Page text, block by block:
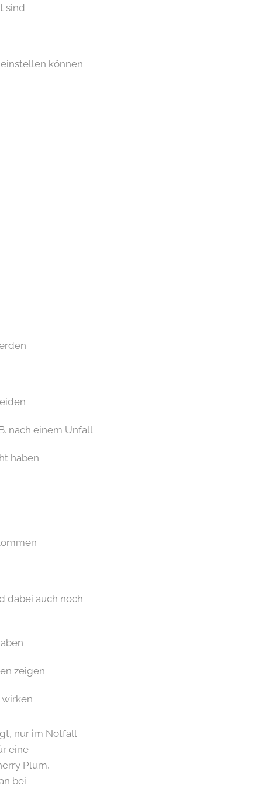
sind
können
nach einem Unfall
haben
dabei auch noch
zeigen
nur im Notfall
eine
Plum,
bei